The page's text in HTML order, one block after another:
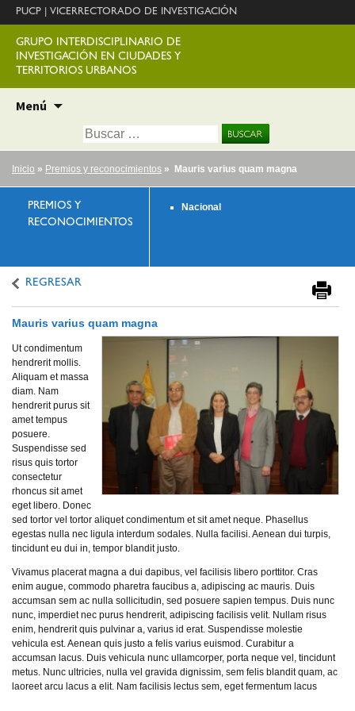
PUCP VICERRECTORADO DE INVESTIGACIÓN
GRUPO INTERDISCIPLINARIO DE
INVESTIGACIÓN EN CIUDADES Y
TERRITORIOS URBANOS
Menú
contenido
Buscar:
Inicio » Premios y reconocimientos » Mauris varius quam magna
PREMIOS Y
RECONOCIMIENTOS
Nacional
REGRESAR
Mauris varius quam magna
Ut condimentum
hendrerit mollis.
Aliquam et massa
diam. Nam
hendrerit purus sit
amet tempus
posuere.
Suspendisse sed
risus quis tortor
consectetur
rhoncus sit amet
eget libero. Donec
sed tortor vel tortor aliquet condimentum et sit amet neque. Phasellus
egestas nulla nec ligula interdum sodales. Nulla facilisi. Aenean dui turpis,
tincidunt eu dui in, tempor blandit justo.
Vivamus placerat magna a dui dapibus, vel facilisis libero porttitor. Cras
enim augue, commodo pharetra faucibus a, adipiscing ac mauris. Duis
accumsan sem ac nulla sollicitudin, sed posuere sapien tempus. Duis nunc
nunc, imperdiet nec purus hendrerit, adipiscing facilisis velit. Nullam risus
enim, hendrerit quis pulvinar a, varius id erat. Suspendisse molestie
vehicula est. Aenean quis justo a felis varius euismod. Curabitur a
accumsan lacus. Duis vehicula nunc ullamcorper, porta neque vel, tincidunt
metus. Nunc ultricies, nulla vel gravida dignissim, sem felis blandit quam, ac
laoreet arcu lacus a elit. Nam facilisis lectus sem, eget fermentum lacus